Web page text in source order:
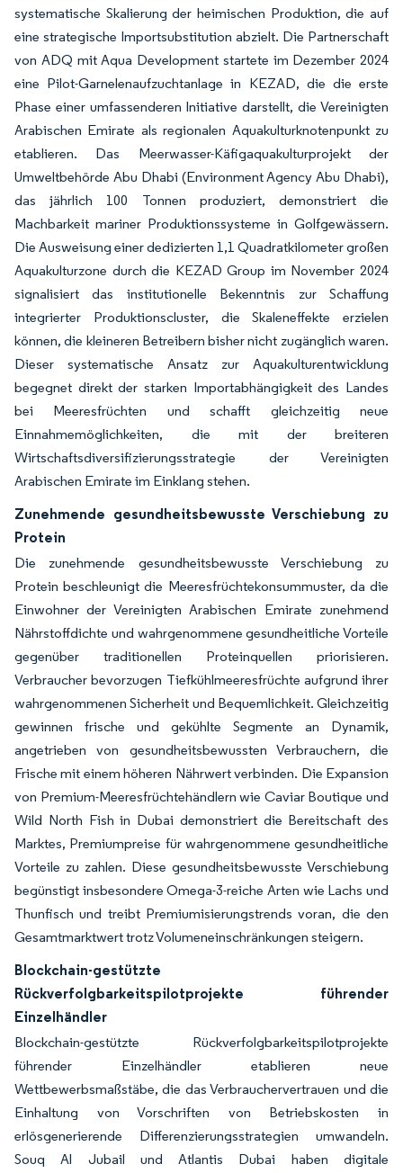
systematische Skalierung der heimischen Produktion, die auf
eine strategische Importsubstitution abzielt. Die Partnerschaft
von ADQ mit Aqua Development startete im Dezember 2024
eine Pilot-Garnelenaufzuchtanlage in KEZAD, die die erste
Phase einer umfassenderen Initiative darstellt, die Vereinigten
Arabischen Emirate als regionalen Aquakulturknotenpunkt zu
etablieren. Das Meerwasser-Käfigaquakulturprojekt der
Umweltbehörde Abu Dhabi (Environment Agency Abu Dhabi),
das jährlich 100 Tonnen produziert, demonstriert die
Machbarkeit mariner Produktionssysteme in Golfgewässern.
Die Ausweisung einer dedizierten 1,1 Quadratkilometer großen
Aquakulturzone durch die KEZAD Group im November 2024
signalisiert das institutionelle Bekenntnis zur Schaffung
integrierter Produktionscluster, die Skaleneffekte erzielen
können, die kleineren Betreibern bisher nicht zugänglich waren.
Dieser systematische Ansatz zur Aquakulturentwicklung
begegnet direkt der starken Importabhängigkeit des Landes
bei Meeresfrüchten und schafft gleichzeitig neue
Einnahmemöglichkeiten, die mit der breiteren
Wirtschaftsdiversifizierungsstrategie der Vereinigten
Arabischen Emirate im Einklang stehen.
Zunehmende gesundheitsbewusste Verschiebung zu
Protein
Die zunehmende gesundheitsbewusste Verschiebung zu
Protein beschleunigt die Meeresfrüchtekonsummuster, da die
Einwohner der Vereinigten Arabischen Emirate zunehmend
Nährstoffdichte und wahrgenommene gesundheitliche Vorteile
gegenüber traditionellen Proteinquellen priorisieren.
Verbraucher bevorzugen Tiefkühlmeeresfrüchte aufgrund ihrer
wahrgenommenen Sicherheit und Bequemlichkeit. Gleichzeitig
gewinnen frische und gekühlte Segmente an Dynamik,
angetrieben von gesundheitsbewussten Verbrauchern, die
Frische mit einem höheren Nährwert verbinden. Die Expansion
von Premium-Meeresfrüchtehändlern wie Caviar Boutique und
Wild North Fish in Dubai demonstriert die Bereitschaft des
Marktes, Premiumpreise für wahrgenommene gesundheitliche
Vorteile zu zahlen. Diese gesundheitsbewusste Verschiebung
begünstigt insbesondere Omega-3-reiche Arten wie Lachs und
Thunfisch und treibt Premiumisierungstrends voran, die den
Gesamtmarktwert trotz Volumeneinschränkungen steigern.
Blockchain-gestützte
Rückverfolgbarkeitspilotprojekte führender
Einzelhändler
Blockchain-gestützte Rückverfolgbarkeitspilotprojekte
führender Einzelhändler etablieren neue
Wettbewerbsmaßstäbe, die das Verbrauchervertrauen und die
Einhaltung von Vorschriften von Betriebskosten in
erlösgenerierende Differenzierungsstrategien umwandeln.
Souq Al Jubail und Atlantis Dubai haben digitale